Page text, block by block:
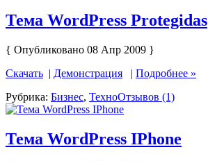
Тема WordPress Protegidas
{ Опубликовано 08 Апр 2009 }
Скачать | Демонстрация | Подробнее »
Рубрика: Бизнес, ТехноОтзывов (1)
Тема WordPress IPhone